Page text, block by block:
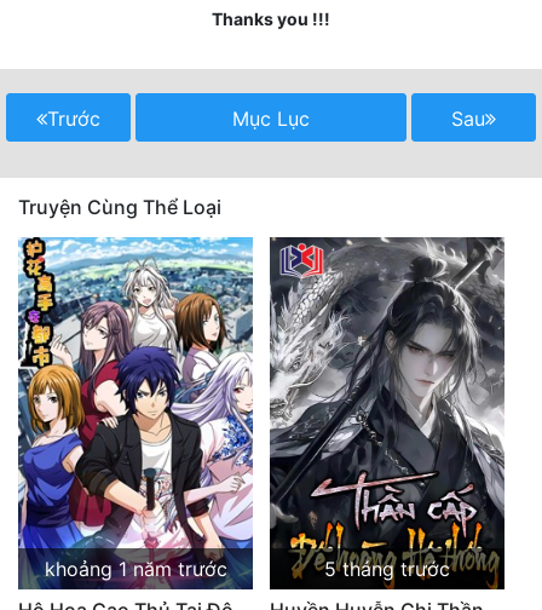
Sắc
Sủng
Thanh Xuân
Tiên Hiệp
Tiểu Thuyết
Trinh Thám
Triều Đấu
Trùng Sinh
Trọng Sinh
Thanks you !!!
Trước Mục Lục Sau
Truyện Cùng Thể Loại
khoảng 1 năm trước
5 tháng trước